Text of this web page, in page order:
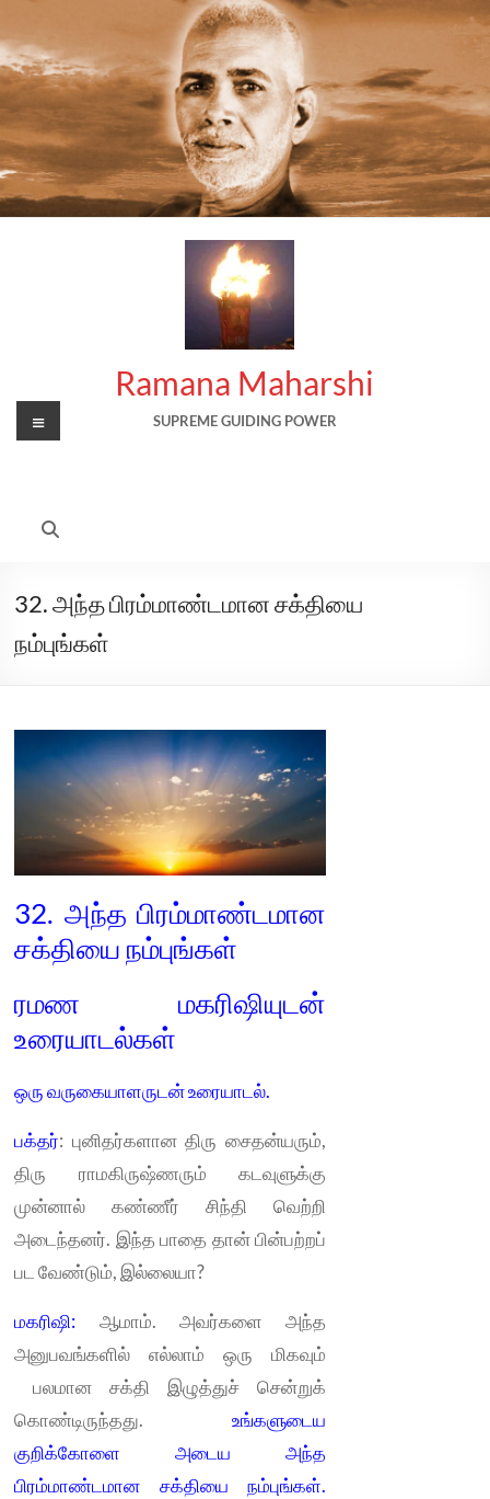
content
Ramana Maharshi
SUPREME GUIDING POWER
Menu
32. அந்த பிரம்மாண்டமான சக்தியை
நம்புங்கள்
32. அந்த பிரம்மாண்டமான
சக்தியை நம்புங்கள்
ரமண மகரிஷியுடன்
உரையாடல்கள்
ஒரு வருகையாளருடன் உரையாடல்.
பக்தர்: புனிதர்களான திரு சைதன்யரும்,
திரு ராமகிருஷ்ணரும் கடவுளுக்கு
முன்னால் கண்ணீர் சிந்தி வெற்றி
அடைந்தனர். இந்த பாதை தான் பின்பற்றப்
பட வேண்டும், இல்லையா?
மகரிஷி: ஆமாம். அவர்களை அந்த
அனுபவங்களில் எல்லாம் ஒரு மிகவும்
பலமான சக்தி இழுத்துச் சென்றுக்
கொண்டிருந்தது. உங்களுடைய
குறிக்கோளை அடைய அந்த
பிரம்மாண்டமான சக்தியை நம்புங்கள்.